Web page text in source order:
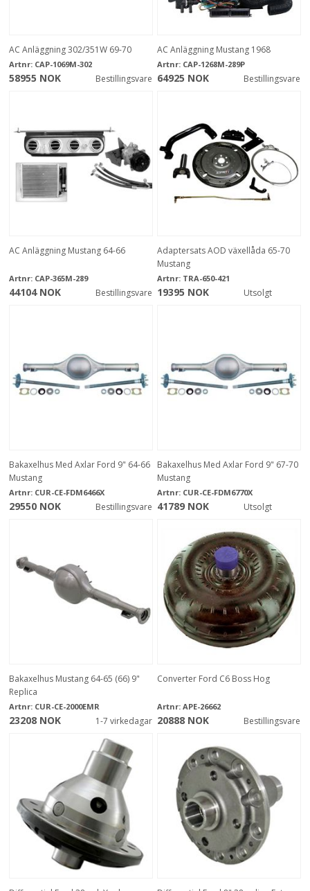
AC Anläggning 302/351W 69-70
Artnr: CAP-1069M-302
58955 NOK Bestillingsvare
AC Anläggning Mustang 1968
Artnr: CAP-1268M-289P
64925 NOK Bestillingsvare
AC Anläggning Mustang 64-66
Artnr: CAP-365M-289
44104 NOK Bestillingsvare
Adaptersats AOD växellåda 65-70
Mustang
Artnr: TRA-650-421
19395 NOK Utsolgt
Bakaxelhus Med Axlar Ford 9" 64-66
Mustang
Artnr: CUR-CE-FDM6466X
29550 NOK Bestillingsvare
Bakaxelhus Med Axlar Ford 9" 67-70
Mustang
Artnr: CUR-CE-FDM6770X
41789 NOK Utsolgt
Bakaxelhus Mustang 64-65 (66) 9"
Replica
Artnr: CUR-CE-2000EMR
23208 NOK 1-7 virkedagar
Converter Ford C6 Boss Hog
Artnr: APE-26662
20888 NOK Bestillingsvare